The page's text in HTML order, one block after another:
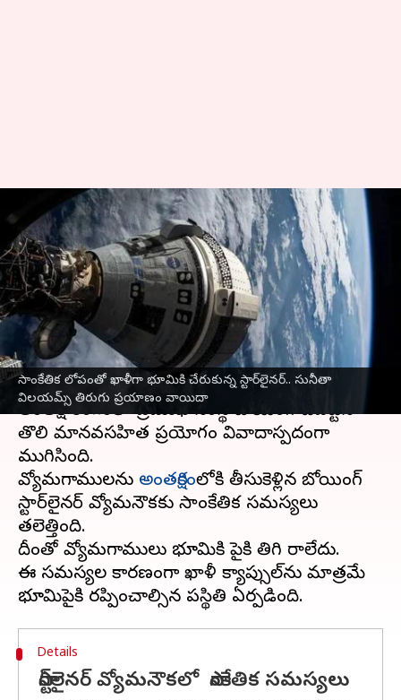
సాంకేతిక లోపంతో ఖాళీగా భూమికి చేరుకున్న స్టార్‌లైనర్‌.. సునీతా
విలయమ్స్ తిరుగు ప్రయాణం వాయిదా
Sunita Williams : సాంకేతిక
లోపంతో ఖాళీగా భూమికి చేరుకున్న
స్టార్‌లైనర్‌.. సునీతా విలయమ్స్ తిరుగు
ప్రయాణం వాయిదా
వ్రాసిన వారు Jayachandra Akuri Sep 07, 2024 12:23 pm
ఈ వార్తాకథనం ఏంటి
అంతరిక్ష రంగంలో ప్రముఖ సంస్థ బోయింగ్‌ చేపట్టిన
తొలి మానవసహిత ప్రయోగం వివాదాస్పదంగా
ముగిసింది.
వ్యోమగాములను అంతరిక్షంలోకి తీసుకెళ్లిన బోయింగ్
స్టార్‌లైనర్‌ వ్యోమనౌకకు సాంకేతిక సమస్యలు
తలెత్తింది.
దీంతో వ్యోమగాములు భూమికి పైకి తిరిగి రాలేదు.
ఈ సమస్యల కారణంగా ఖాళీ క్యాప్సుల్‌ను మాత్రమే
Details
స్టార్‌లైనర్‌ వ్యోమనౌకలో సాంకేతిక సమస్యలు